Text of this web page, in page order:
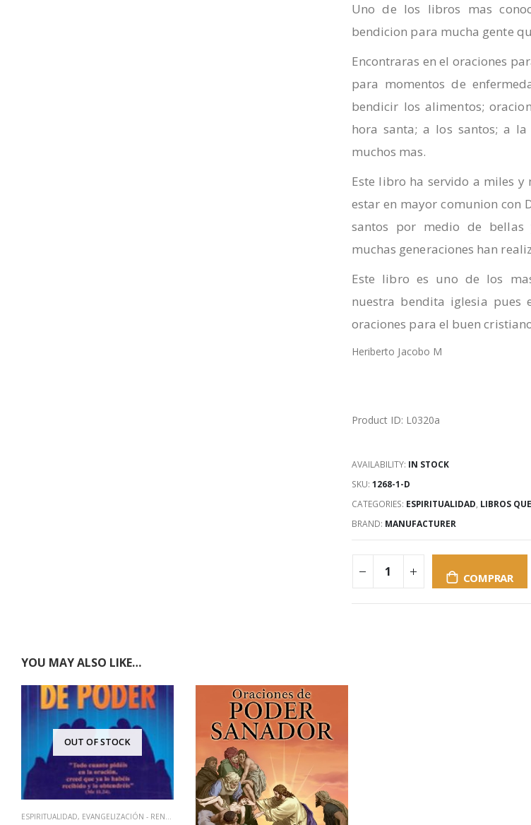
Uno de los libros mas
bendicion para mucha gente
Encontraras en el oraciones
para momentos de
bendicir los alimentos;
hora santa; a los santos; a
muchos mas.
Este libro ha servido a miles
estar en mayor comunion con
santos por medio de bellas
muchas generaciones han
Este libro es uno de los
nuestra bendita iglesia pues
oraciones para el buen
Heriberto Jacobo M
Product ID: L0320a
AVAILABILITY: IN STOCK
SKU: 1268-1-D
CATEGORIES: ESPIRITUALIDAD, LIBROS
BRAND: MANUFACTURER
COMPRAR
YOU MAY ALSO LIKE…
OUT OF STOCK
ESPIRITUALIDAD, EVANGELIZACIÓN - RENOVACIÓN , LIBROS QUE CAMBIAN VIDAS